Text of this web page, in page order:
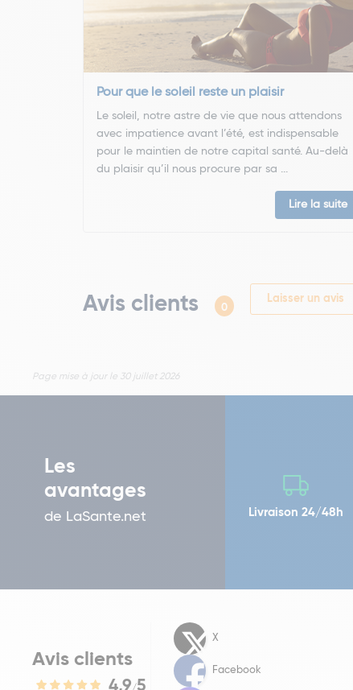
Pour que le soleil reste un plaisir
Le soleil, notre astre de vie que nous attendons
avec impatience avant l’été, est indispensable
pour le maintien de notre capital santé. Au-delà
du plaisir qu’il nous procure par sa ...
Lire la suite
Avis clients 0
Laisser un avis
Page mise à jour le 30 juillet 2026
Les
avantages
de LaSante.net Livraison 24/48h
Avis clients
4,9/5
X
Facebook